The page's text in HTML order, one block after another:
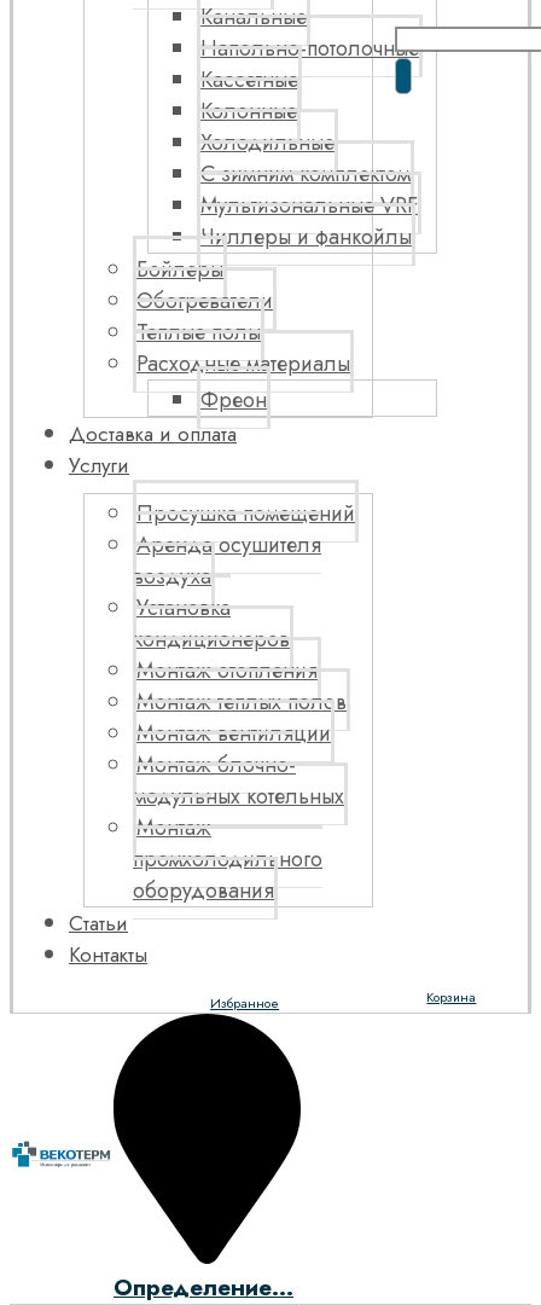
Канальные
Напольно-потолочные
Кассетные
Колонные
Холодильные
С зимним комплектом
Мультизональные VRF
Чиллеры и фанкойлы
Бойлеры
Обогреватели
Теплые полы
Расходные материалы
Фреон
Доставка и оплата
Услуги
Просушка помещений
Аренда осушителя
воздуха
Установка
кондиционеров
Монтаж отопления
Монтаж теплых полов
Монтаж вентиляции
Монтаж блочно-
модульных котельных
Монтаж
промхолодильного
оборудования
Статьи
Контакты
Корзина
Избранное
Определение...